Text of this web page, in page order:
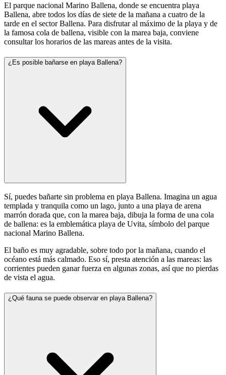
El parque nacional Marino Ballena, donde se encuentra playa
Ballena, abre todos los días de siete de la mañana a cuatro de la
tarde en el sector Ballena. Para disfrutar al máximo de la playa y de
la famosa cola de ballena, visible con la marea baja, conviene
consultar los horarios de las mareas antes de la visita.
¿Es posible bañarse en playa Ballena?
Sí, puedes bañarte sin problema en playa Ballena. Imagina un agua
templada y tranquila como un lago, junto a una playa de arena
marrón dorada que, con la marea baja, dibuja la forma de una cola
de ballena: es la emblemática playa de Uvita, símbolo del parque
nacional Marino Ballena.
El baño es muy agradable, sobre todo por la mañana, cuando el
océano está más calmado. Eso sí, presta atención a las mareas: las
corrientes pueden ganar fuerza en algunas zonas, así que no pierdas
de vista el agua.
¿Qué fauna se puede observar en playa Ballena?